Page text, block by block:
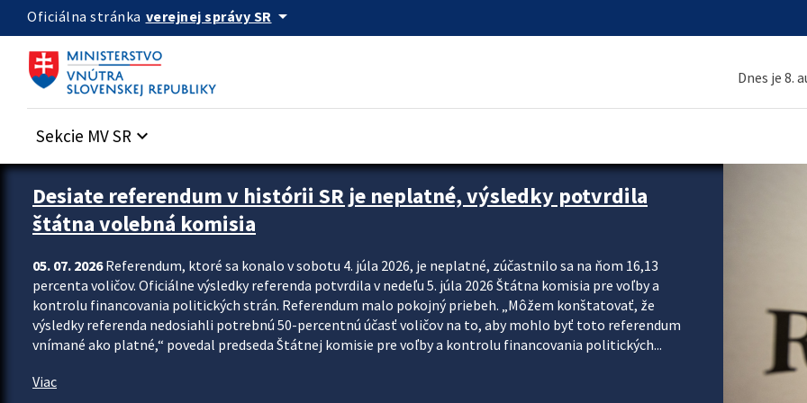
Preskocit na hlavný obsah
Oficiálna stránka verejnej správy SR arrow_drop_down
Dnes je 8.
Sekcie MV SR keyboard_arrow_down
Zastavit automatický posun upútavok
Desiate referendum v histórii SR je neplatné, výsledky potvrdila
štátna volebná komisia
05. 07. 2026Referendum, ktoré sa konalo v sobotu 4. júla 2026, je neplatné, zúčastnilo sa na ňom 16,13
percenta voličov. Oficiálne výsledky referenda potvrdila v nedeľu 5. júla 2026 Štátna komisia pre voľby a
kontrolu financovania politických strán. Referendum malo pokojný priebeh. „Môžem konštatovať, že
výsledky referenda nedosiahli potrebnú 50-percentnú účasť voličov na to, aby mohlo byť toto referendum
vnímané ako platné,“ povedal predseda Štátnej komisie pre voľby a kontrolu financovania politických...
Viac